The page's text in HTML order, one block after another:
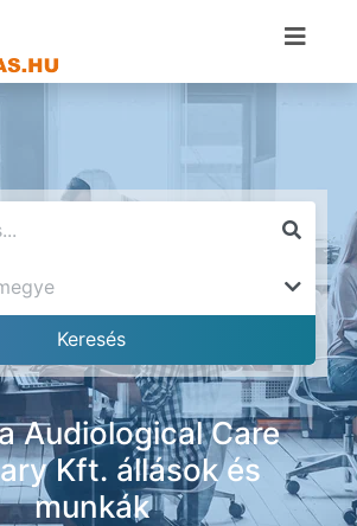
Audiological Care
Kft. állások és
munkák